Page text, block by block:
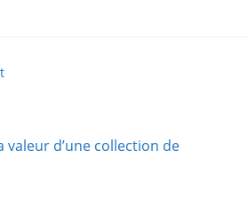
d’une collection de